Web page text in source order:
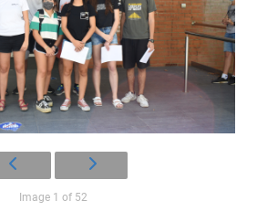
Image 1 of 52